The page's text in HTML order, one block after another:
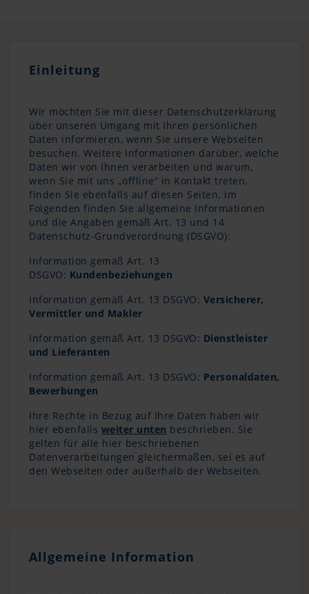
Einleitung
Wir möchten Sie mit dieser Datenschutzerklärung
über unseren Umgang mit Ihren persönlichen
Daten informieren, wenn Sie unsere Webseiten
besuchen. Weitere Informationen darüber, welche
Daten wir von Ihnen verarbeiten und warum,
wenn Sie mit uns „offline“ in Kontakt treten,
finden Sie ebenfalls auf diesen Seiten. Im
Folgenden finden Sie allgemeine Informationen
und die Angaben gemäß Art. 13 und 14
Datenschutz-Grundverordnung (DSGVO):
Information gemäß Art. 13
DSGVO: Kundenbeziehungen
Information gemäß Art. 13 DSGVO: Versicherer,
Vermittler und Makler
Information gemäß Art. 13 DSGVO: Dienstleister
und Lieferanten
Information gemäß Art. 13 DSGVO: Personaldaten,
Bewerbungen
Ihre Rechte in Bezug auf Ihre Daten haben wir
hier ebenfalls weiter unten beschrieben. Sie
gelten für alle hier beschriebenen
Datenverarbeitungen gleichermaßen, sei es auf
den Webseiten oder außerhalb der Webseiten.
Allgemeine Information